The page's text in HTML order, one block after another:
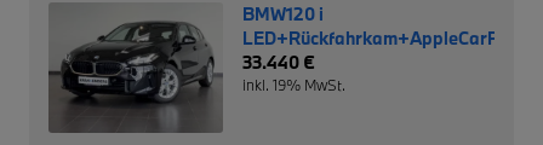
BMW120 i
33.440 €
inkl. 19% MwSt.